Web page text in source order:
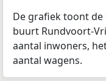
De grafiek toont de
buurt Rundvoort-
aantal inwoners,
aantal wagens.